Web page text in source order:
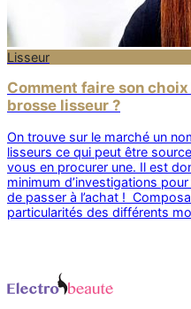
Lisseur
Comment faire son choix
brosse lisseur ?
On trouve sur le marché un
lisseurs ce qui peut être
vous en procurer une. Il est
minimum d’investigations
de passer à l’achat !
particularités des différents